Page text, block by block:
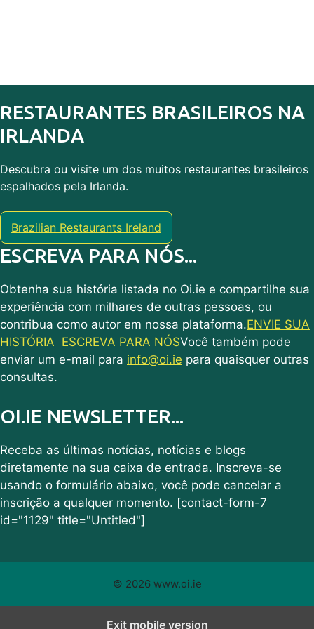
RESTAURANTES BRASILEIROS NA
IRLANDA
Descubra ou visite um dos muitos restaurantes brasileiros
espalhados pela Irlanda.
Brazilian Restaurants Ireland
ESCREVA PARA NÓS...
Obtenha sua história listada no Oi.ie e compartilhe sua
experiência com milhares de outras pessoas, ou
contribua como autor em nossa plataforma.ENVIE SUA
HISTÓRIA ESCREVA PARA NÓSVocê também pode
enviar um e-mail para info@oi.ie para quaisquer outras
consultas.
OI.IE NEWSLETTER...
Receba as últimas notícias, notícias e blogs
diretamente na sua caixa de entrada. Inscreva-se
usando o formulário abaixo, você pode cancelar a
inscrição a qualquer momento. [contact-form-7
id="1129" title="Untitled"]
© 2026 www.oi.ie
Exit mobile version